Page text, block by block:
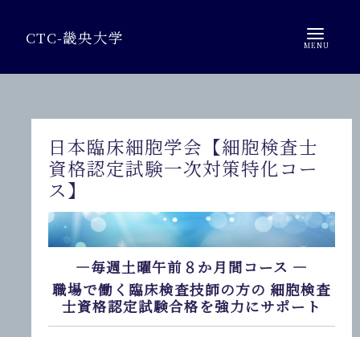
CTC-畿央大学
日本臨床細胞学会【細胞検査士
資格認定試験一次対策特化コー
ス】
―毎週土曜午前８か月間コース ―
職場で働く臨床検査技師の方の 細胞検査
士資格認定試験合格を強力にサポート